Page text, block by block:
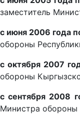
заместитель
с июня 2006 года
обороны
с октября 2007
обороны
с сентября 2008
Министра обороны